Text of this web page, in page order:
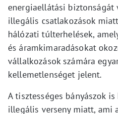
energiaellátási biztonságát
illegális csatlakozások
hálózati túlterhelések,
és áramkimaradásokat
vállalkozások számára
kellemetlenséget jelent.
A tisztességes bányászok
illegális verseny miatt, ami